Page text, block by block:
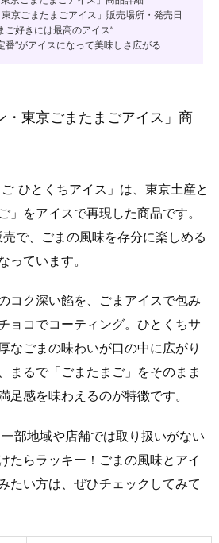
京ごまたまごアイス」販売場所・発売日
ご好きには最高のアイス”
番”がアイスになって美味しさ広がる
・東京ごまたまごアイス」商
ひとくちアイス」は、東京土産と
」をアイスで再現した商品です。
で、ごまの風味を存分に楽しめる
っています。
コク深い餡を、ごまアイスで包み
ョコでコーティング。ひとくちサ
なごまの味わいが口の中に広がり
まるで「ごまたまご」をそのまま
足感を味わえるのが特徴です。
部地域や店舗では取り扱いがない
たらラッキー！ごまの風味とアイ
たい方は、ぜひチェックしてみて